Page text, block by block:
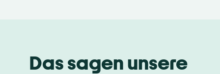
Das sagen unsere